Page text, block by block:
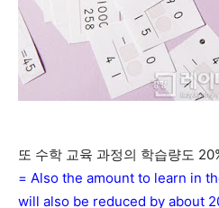
또 수학 교육 과정의 학습량도
= Also the amount to learn in
will also be reduced by about